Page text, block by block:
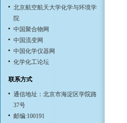
北京航空航天大学化学与环境学
院
中国聚合物网
中国流变网
中国化学仪器网
化学化工论坛
联系方式
通信地址：北京市海淀区学院路
37号
邮编:100191